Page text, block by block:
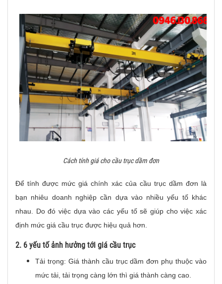
Cách tính giá cho cầu trục dầm đơn
Để tính được mức giá chính xác của cầu trục dầm đơn là
bạn nhiêu doanh nghiệp cần dựa vào nhiều yếu tố khác
nhau. Do đó việc dựa vào các yếu tố sẽ giúp cho việc xác
định mức giá cầu trục được hiệu quả hơn.
2. 6 yếu tố ảnh hưởng tới giá cầu trục
Tải trọng: Giá thành cầu trục dầm đơn phụ thuộc vào
mức tải, tải trọng càng lớn thì giá thành càng cao.